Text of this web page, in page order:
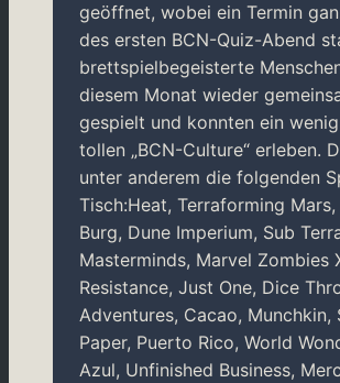
geöffnet, wobei ein Termin
des ersten BCN-Quiz-Abend
brettspielbegeisterte
diesem Monat wieder
gespielt und konnten ein
tollen „BCN-Culture“ erleben.
unter anderem die folgenden
Tisch:Heat, Terraforming
Burg, Dune Imperium, Sub
Masterminds, Marvel Zombies
Resistance, Just One, Dice
Adventures, Cacao, Munchkin,
Paper, Puerto Rico, World
Azul, Unfinished Business,